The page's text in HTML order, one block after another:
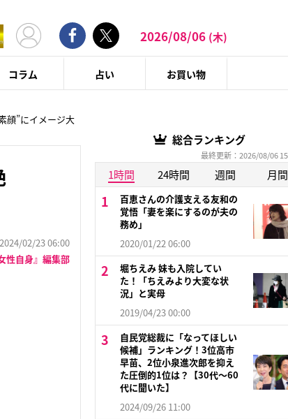
2026/08/06 (木)
コラム 占い お買い物
顔”にイメージ大
02/23 06:00
性自身』編集部
総合ランキング
最終更新：2026/08/06
1時間 24時間 週間 月間
百恵さんの介護支える友和の
覚悟「妻を楽にするのが夫の
務め」
2020/01/22 06:00
堀ちえみ 妹も入院してい
た！「ちえみより大変な状
況」と実母
2019/04/23 00:00
自民党総裁に「なってほしい
候補」ランキング！3位高市
早苗、2位小泉進次郎を抑え
た圧倒的1位は？【30代〜60
代に聞いた】
2024/09/26 11:00